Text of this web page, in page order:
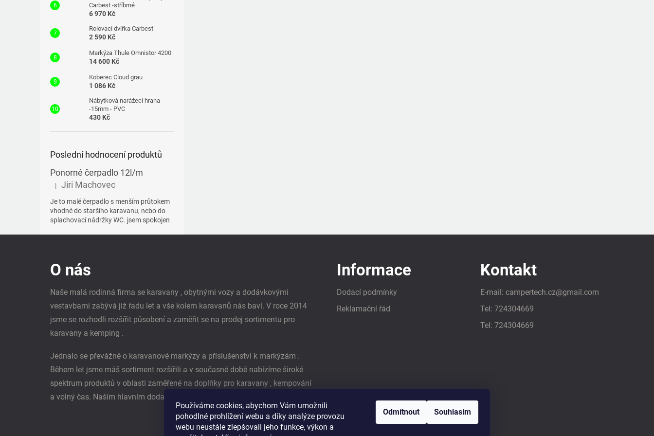
Používáme cookies, abychom Vám umožnili
pohodlné prohlížení webu a díky analýze provozu
webu neustále zlepšovali jeho funkce, výkon a
Odmítnout Souhlasím
Carbest -stříbrné
6 970 Kč
Rolovací dvířka Carbest
2 590 Kč
Markýza Thule Omnistor 4200
14 600 Kč
Koberec Cloud grau
1 086 Kč
Nábytková narážecí hrana
-15mm - PVC
430 Kč
Poslední hodnocení produktů
Ponorné čerpadlo 12l/m
Hodnocení produktu je 5 z 5 hvězdiček.
| Jiri Machovec
Je to malé čerpadlo s menším průtokem
vhodné do staršího karavanu, nebo do
splachovací nádržky WC. jsem spokojen
O nás
Naše malá rodinná firma se karavany , obytnými vozy a dodávkovými
vestavbami zabývá již řadu let a vše kolem karavanů nás baví. V roce 2014
jsme se rozhodli rozšířit působení a zaměřit se na prodej sortimentu pro
karavany a kemping .
Jednalo se převážně o karavanové markýzy a příslušenství k markýzám .
Během let jsme máš sortiment rozšířili a v současné době nabízíme široké
spektrum produktů v oblasti zaměřené na doplňky pro karavany , kempování
a volný čas. Naším hlavním dodavatel je německá firma Reimo
Informace
Dodací podmínky
Reklamační řád
Kontakt
E-mail: campertech.cz@gmail.com
Tel: 724304669
Tel: 724304669